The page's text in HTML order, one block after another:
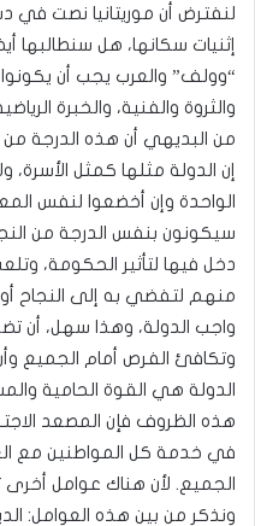
لنفترض أن موريتانيا نصت في
إثنيات سكانها، هل سنطالبها
“وولف” والعرب يجب أن
والثروة والفنية، والخبرة
من البديهي أن هذه الدرجة
إن الدولة مثلها كمثل الأسرة،
الواحدة وإن أخضعوا لنفس
سيكونون بنفس الدرجة من
دخل فيها لتأثير الحكومة،
منهم لتفضي به إلى النجاح
واجب الدولة، وهذا سهل، أن
وتكافئ الفرص أمام الجميع
الدولة هي القوة الحامية
هذه الظروف فإن المصعد
في خدمة كل المواطنين مع
الجميع. لأن هناك عوامل
ونذكر من بين هذه العوامل: